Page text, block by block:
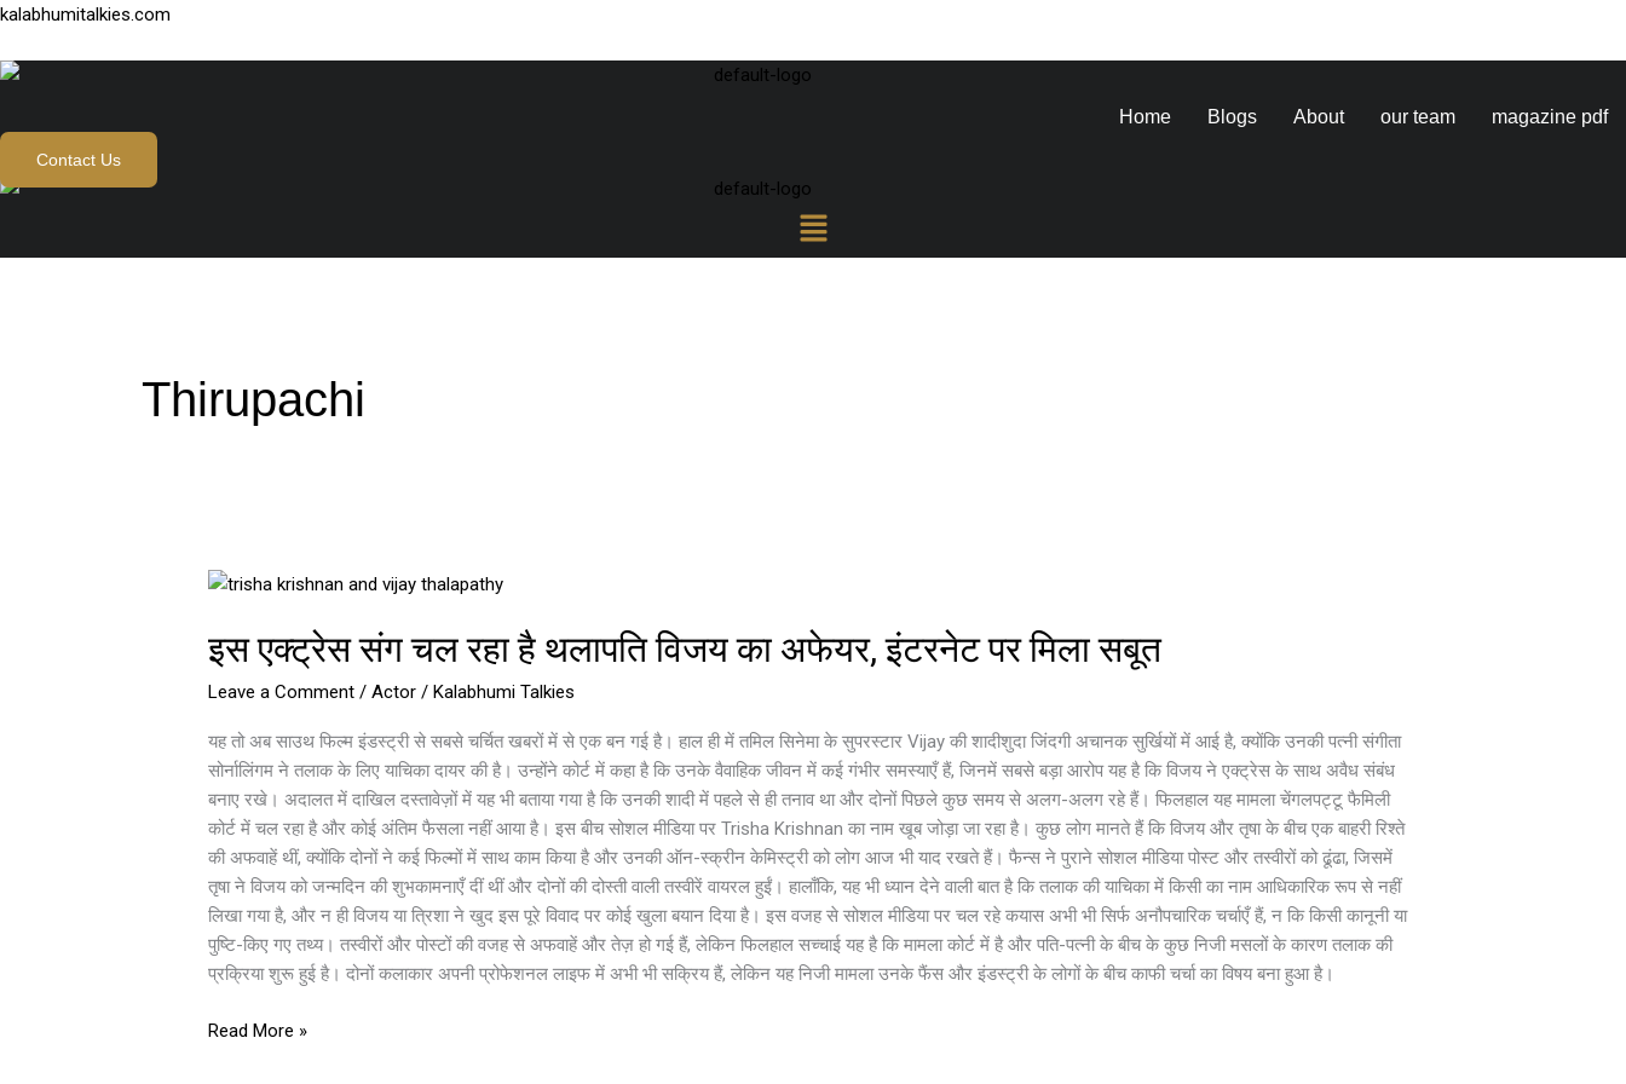
Skip
content
kalabhumitalkies.com
Home Blogs About our team magazine pdf
Contact Us
Thirupachi
इस एक्ट्रेस संग चल रहा है थलापति विजय का अफेयर, इंटरनेट पर मिला सबूत
Leave a Comment /Actor /Kalabhumi Talkies
यह तो अब साउथ फिल्म इंडस्ट्री से सबसे चर्चित खबरों में से एक बन गई है। हाल ही में तमिल सिनेमा के सुपरस्टार Vijay की शादीशुदा जिंदगी अचानक सुर्खियों में आई है, क्योंकि उनकी पत्नी संगीता
सोर्नालिंगम ने तलाक के लिए याचिका दायर की है। उन्होंने कोर्ट में कहा है कि उनके वैवाहिक जीवन में कई गंभीर समस्याएँ हैं, जिनमें सबसे बड़ा आरोप यह है कि विजय ने एक्ट्रेस के साथ अवैध संबंध
बनाए रखे। अदालत में दाखिल दस्तावेज़ों में यह भी बताया गया है कि उनकी शादी में पहले से ही तनाव था और दोनों पिछले कुछ समय से अलग-अलग रहे हैं। फिलहाल यह मामला चेंगलपट्टू फैमिली
कोर्ट में चल रहा है और कोई अंतिम फैसला नहीं आया है। इस बीच सोशल मीडिया पर Trisha Krishnan का नाम खूब जोड़ा जा रहा है। कुछ लोग मानते हैं कि विजय और तृषा के बीच एक बाहरी रिश्ते
की अफवाहें थीं, क्योंकि दोनों ने कई फिल्मों में साथ काम किया है और उनकी ऑन-स्क्रीन केमिस्ट्री को लोग आज भी याद रखते हैं। फैन्स ने पुराने सोशल मीडिया पोस्ट और तस्वीरों को ढूंढा, जिसमें
तृषा ने विजय को जन्मदिन की शुभकामनाएँ दीं थीं और दोनों की दोस्ती वाली तस्वीरें वायरल हुईं। हालाँकि, यह भी ध्यान देने वाली बात है कि तलाक की याचिका में किसी का नाम आधिकारिक रूप से नहीं
लिखा गया है, और न ही विजय या त्रिशा ने खुद इस पूरे विवाद पर कोई खुला बयान दिया है। इस वजह से सोशल मीडिया पर चल रहे कयास अभी भी सिर्फ अनौपचारिक चर्चाएँ हैं, न कि किसी कानूनी या
पुष्टि-किए गए तथ्य। तस्वीरों और पोस्टों की वजह से अफवाहें और तेज़ हो गई हैं, लेकिन फिलहाल सच्चाई यह है कि मामला कोर्ट में है और पति-पत्नी के बीच के कुछ निजी मसलों के कारण तलाक की
प्रक्रिया शुरू हुई है। दोनों कलाकार अपनी प्रोफेशनल लाइफ में अभी भी सक्रिय हैं, लेकिन यह निजी मामला उनके फैंस और इंडस्ट्री के लोगों के बीच काफी चर्चा का विषय बना हुआ है।
इस
संग
चल
रहा
थलापति
का
अफेयर,
इंटरनेट
पर
मिला
सबूत
Read More »